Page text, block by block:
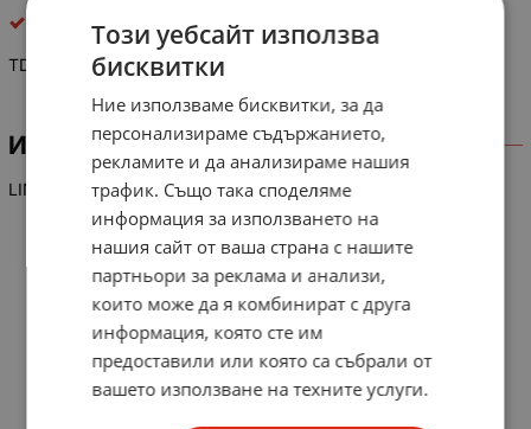
интегрални схеми
TDA 4665
ИНФОРМАЦИЯ
LIN-IC CTV, Verzog.-Leitung/delayline
Този уебсайт използва
бисквитки
Ние използваме бисквитки, за да
персонализираме съдържанието,
рекламите и да анализираме нашия
трафик. Също така споделяме
информация за използването на
нашия сайт от ваша страна с нашите
партньори за реклама и анализи,
които може да я комбинират с друга
информация, която сте им
предоставили или която са събрали от
вашето използване на техните услуги.